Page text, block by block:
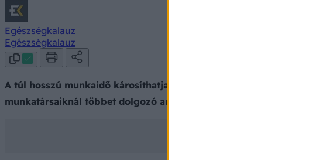
Egészségkalauz
Egészségkalauz
A túl hosszú munkaidő károsíthatja a szívet! Itt az ideje, hogy a
munkatársaiknál többet dolgozó angol irodai dolgozókban jelentős